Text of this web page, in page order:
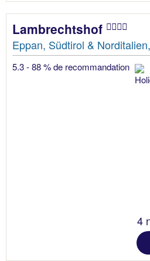
Lambrechtshof
Eppan, Südtirol &
5.3 - 88 % de recommandation
4